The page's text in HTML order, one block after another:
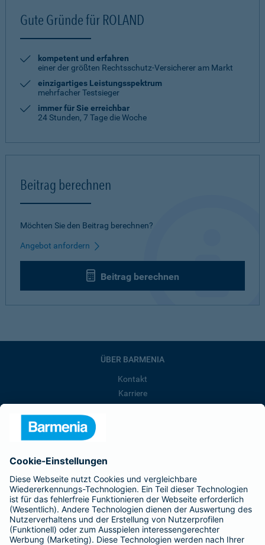
Gute Gründe für ROLAND
kompetent und erfahren
einer der größten Rechtsschutz-Versicherer am Markt
einzigartiges Leistungsspektrum
mehrfacher Testsieger
immer für Sie erreichbar
24 Stunden, 7 Tage die Woche
Beitrag berechnen
Möchten Sie den Beitrag berechnen?
Angebot anfordern
Beitrag berechnen
ÜBER BARMENIA
Kontakt
Karriere
Barmenia ist Teil der BarmeniaGothaer
BELIEBTE SEITEN
Kranken-Zusatzversicherung
Tierversicherungen
Haftpflichtversicherung